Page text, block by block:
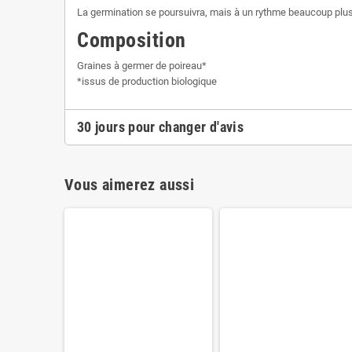
La germination se poursuivra, mais à un rythme beaucoup
Composition
Graines à germer de poireau*
*issus de production biologique
30 jours pour changer d'avis
Vous aimerez aussi